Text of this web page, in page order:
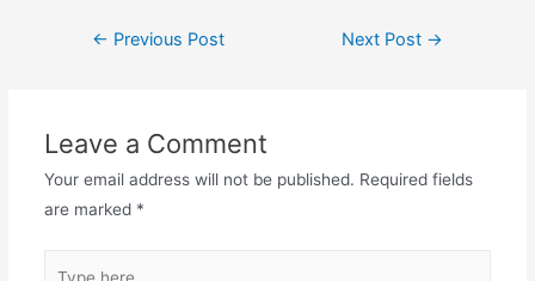
Post← Previous Post Next Post →
Leave a Comment
Your email address will not be published. Required fields
are marked *